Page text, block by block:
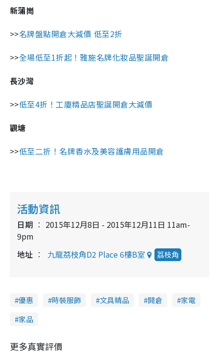
新蒲崗
>>名牌盤點開倉大減價 低至2折
>>全場低至1折起！雅施名牌化妝品聖誕開倉
長沙灣
>>低至4折！工廈精品店聖誕開倉大減價
觀塘
>>低至二折！名牌香水及美容護膚用品開倉
活動資訊
日期
2015年12月8日 - 2015年12月11日 11am-
9pm
地址
九龍茘枝角D2 Place 6樓B室 荔枝角
優惠 時裝服飾 文具精品 開倉
家電
家品
更多真實評價